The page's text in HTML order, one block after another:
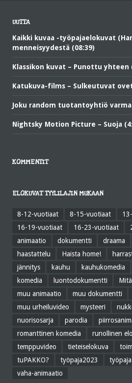
UUTTA
Kaikki kuvaa -työpajaelokuvat
menneisyydestä (08:39)
Klassikon kuvat – Punottu yhteen
Katukuva-films – Sulkeutuvat
Joku random tuotantoyhtiö
Nightsky Motion Picture – Suoja
KOMMENTIT
ELOKUVAT TYYLILAJIN MUKAAN
8-12-vuotiaat 8-15-vuotiaat
16-19-vuotiaat
16-23-vuotiaat
animaatio
dokumentti draama
haastattelu
Haista home!
jännitys
kauhu kauhukomedia
komedia
luontodokumentti
muu animaatio
muu dokumentti
muu urheiluvideo
mysteeri
nuorisosarja
parodia
romanttinen komedia
runollinen
temppuvideo
tieteiselokuva
tuPAKKO?
työpaja2023
vaha-animaatio